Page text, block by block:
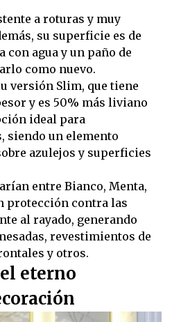
a roturas y muy
su superficie es de
agua y un paño de
como nuevo.
versión Slim, que tiene
y es 50% más liviano
ideal para
siendo un elemento
azulejos y superficies
entre Bianco, Menta,
protección contra las
al rayado, generando
revestimientos de
y otros.
eterno